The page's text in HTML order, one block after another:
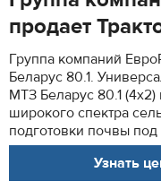
продает
Группа компаний
Беларус 80.1.
МТЗ Беларус 80.1
широкого спектра
подготовки почвы
Узнать